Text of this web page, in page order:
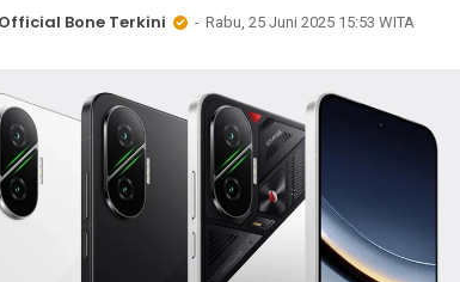
Official Bone Terkini Rabu, 25 Juni 2025 15:53 WITA